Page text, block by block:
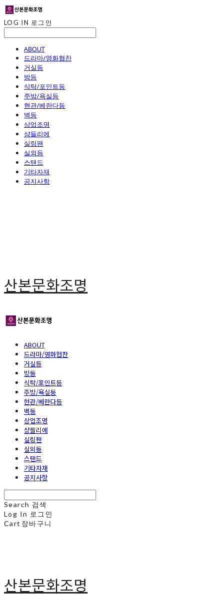
LOG IN 로그인
ABOUT
드라마/영화협찬
거실등
방등
식탁/포인트등
주방/욕실등
현관/베란다등
벽등
상업조명
샹들리에
실링팬
실외등
스탠드
기타자재
공지사항
산본문화조명
ABOUT
드라마/영화협찬
거실등
방등
식탁/포인트등
주방/욕실등
현관/베란다등
벽등
상업조명
샹들리에
실링팬
실외등
스탠드
기타자재
공지사항
Search 검색
Log In 로그인
Cart 장바구니
산본문화조명